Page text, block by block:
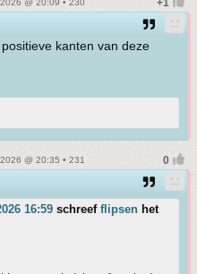
@ 20:09 • 230
kanten van deze
@ 20:35 • 231
16:59 schreef flipsen het